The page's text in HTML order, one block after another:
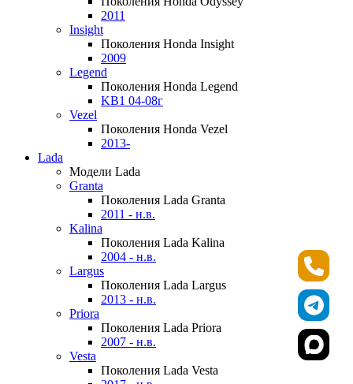
2011
Insight
Поколения Honda Insight
2009
Legend
Поколения Honda Legend
KB1 04-08г
Vezel
Поколения Honda Vezel
2013-
Lada
Модели Lada
Granta
Поколения Lada Granta
2011 - н.в.
Kalina
Поколения Lada Kalina
2004 - н.в.
Largus
Поколения Lada Largus
2013 - н.в.
Priora
Поколения Lada Priora
2007 - н.в.
Vesta
Поколения Lada Vesta